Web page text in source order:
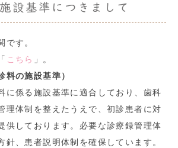
設基準につきまして
です。
こちら 」。
料の施設基準）
に係る施設基準に適合しており、歯科
理体制を整えたうえで、初診患者に対
供しております。必要な診療録管理体
針、患者説明体制を確保しています。